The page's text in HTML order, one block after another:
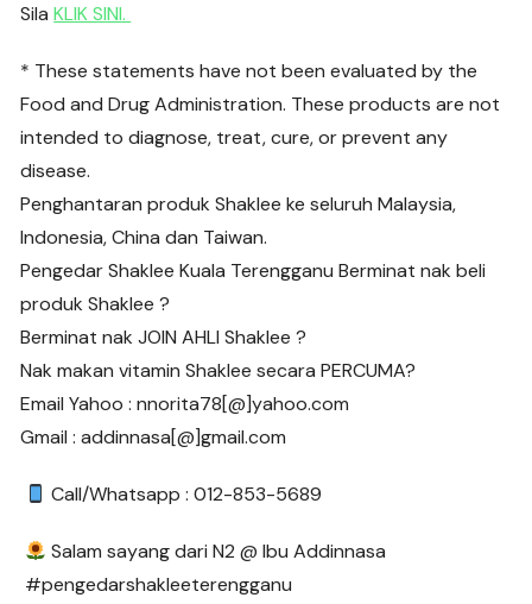
SilaKLIK SINI.
* These statements have not been evaluated by the
Food and Drug Administration. These products are not
intended to diagnose, treat, cure, or prevent any
disease.
Penghantaran produk Shaklee ke seluruh Malaysia,
Indonesia, China dan Taiwan.
Pengedar Shaklee Kuala Terengganu Berminat nak beli
produk Shaklee ?
Berminat nak JOIN AHLI Shaklee ?
Nak makan vitamin Shaklee secara PERCUMA?
Email Yahoo : nnorita78[@]yahoo.com
Gmail : addinnasa[@]gmail.com
Call/Whatsapp : 012-853-5689
Salam sayang dari N2 @ Ibu Addinnasa
#pengedarshakleeterengganu